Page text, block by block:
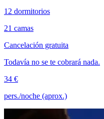
12 dormitorios
21 camas
Cancelación gratuita
Todavía no se te cobrará nada.
34 €
pers./noche (aprox.)